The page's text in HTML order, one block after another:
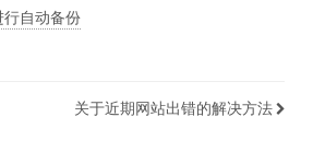
自动备份
关于近期网站出错的解决方法